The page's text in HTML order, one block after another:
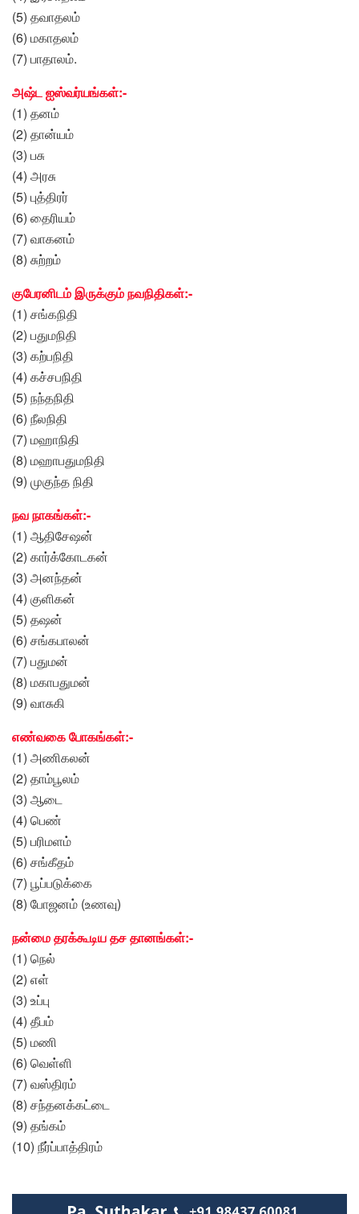
(5) தவாதலம்
(6) மகாதலம்
(7) பாதாலம்.
அஷ்ட ஐஸ்வர்யங்கள்:-
(1) தனம்
(2) தான்யம்
(3) பசு
(4) அரசு
(5) புத்திரர்
(6) தைரியம்
(7) வாகனம்
(8) சுற்றம்
குபேரனிடம் இருக்கும் நவநிதிகள்:-
(1) சங்கநிதி
(2) பதுமநிதி
(3) கற்பநிதி
(4) கச்சபநிதி
(5) நந்தநிதி
(6) நீலநிதி
(7) மஹாநிதி
(8) மஹாபதுமநிதி
(9) முகுந்த நிதி
நவ நாகங்கள்:-
(1) ஆதிசேஷன்
(2) கார்க்கோடகன்
(3) அனந்தன்
(4) குளிகன்
(5) தஷன்
(6) சங்கபாலன்
(7) பதுமன்
(8) மகாபதுமன்
(9) வாசுகி
எண்வகை போகங்கள்:-
(1) அணிகலன்
(2) தாம்பூலம்
(3) ஆடை
(4) பெண்
(5) பரிமளம்
(6) சங்கீதம்
(7) பூப்படுக்கை
(8) போஜனம் (உணவு)
நன்மை தரக்கூடிய தச தானங்கள்:-
(1) நெல்
(2) எள்
(3) உப்பு
(4) தீபம்
(5) மணி
(6) வெள்ளி
(7) வஸ்திரம்
(8) சந்தனக்கட்டை
(9) தங்கம்
(10) நீர்ப்பாத்திரம்